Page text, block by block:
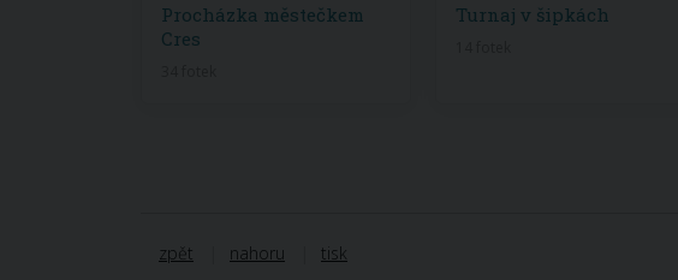
Procházka městečkem
Cres
Turnaj v šipkách
zpět nahoru tisk